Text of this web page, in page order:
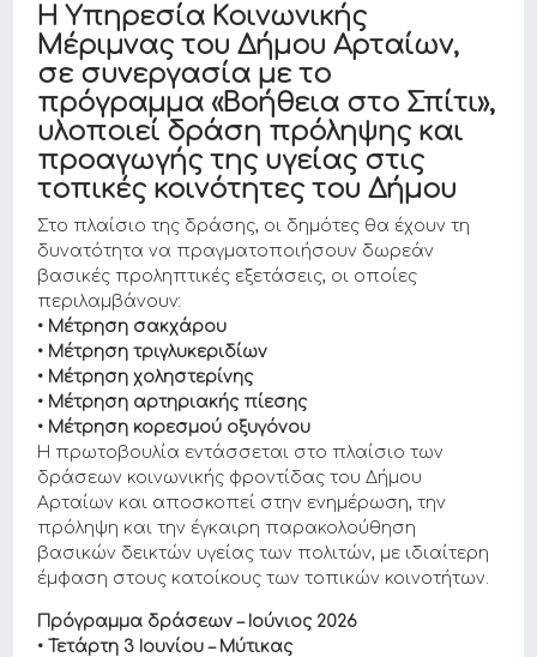
Η Υπηρεσία Κοινωνικής
Μέριμνας του Δήμου Αρταίων,
σε συνεργασία με το
πρόγραμμα «Βοήθεια στο Σπίτι»,
υλοποιεί δράση πρόληψης και
προαγωγής της υγείας στις
τοπικές κοινότητες του Δήμου
Στο πλαίσιο της δράσης, οι δημότες θα έχουν τη
δυνατότητα να πραγματοποιήσουν δωρεάν
βασικές προληπτικές εξετάσεις, οι οποίες
περιλαμβάνουν:
• Μέτρηση σακχάρου
• Μέτρηση τριγλυκεριδίων
• Μέτρηση χοληστερίνης
• Μέτρηση αρτηριακής πίεσης
• Μέτρηση κορεσμού οξυγόνου
Η πρωτοβουλία εντάσσεται στο πλαίσιο των
δράσεων κοινωνικής φροντίδας του Δήμου
Αρταίων και αποσκοπεί στην ενημέρωση, την
πρόληψη και την έγκαιρη παρακολούθηση
βασικών δεικτών υγείας των πολιτών, με ιδιαίτερη
έμφαση στους κατοίκους των τοπικών κοινοτήτων.
Πρόγραμμα δράσεων – Ιούνιος 2026
• Τετάρτη 3 Ιουνίου – Μύτικας